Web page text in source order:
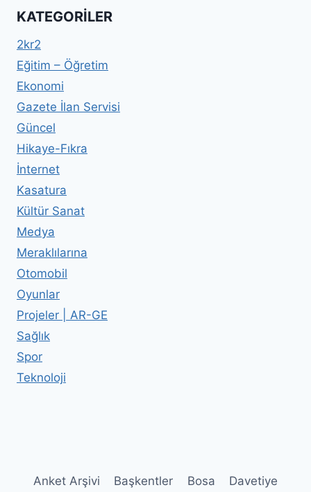
KATEGORILER
2kr2
Eğitim – Öğretim
Ekonomi
Gazete İlan Servisi
Güncel
Hikaye-Fıkra
İnternet
Kasatura
Kültür Sanat
Medya
Meraklılarına
Otomobil
Oyunlar
Projeler | AR-GE
Sağlık
Spor
Teknoloji
Anket Arşivi Başkentler Bosa Davetiye